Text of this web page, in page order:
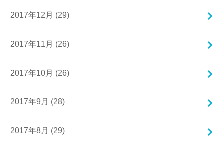
2017年12月 (29)
2017年11月 (26)
2017年10月 (26)
2017年9月 (28)
2017年8月 (29)